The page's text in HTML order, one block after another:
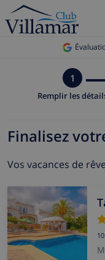
1
Remplir les
Finalisez
Vos vacances de